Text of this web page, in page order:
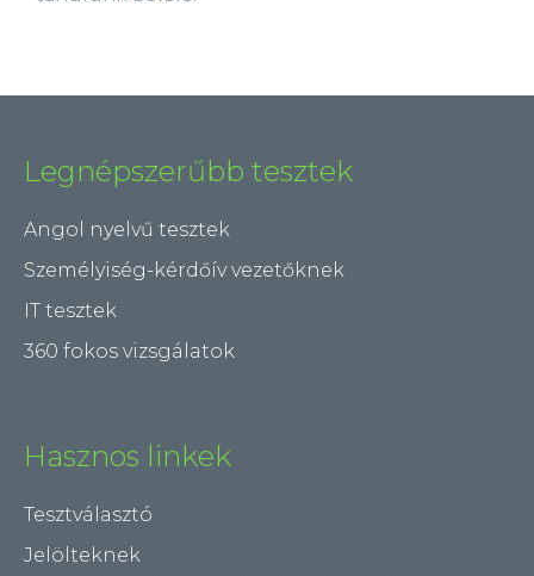
Legnépszerűbb tesztek
Angol nyelvű tesztek
Személyiség-kérdőív vezetőknek
IT tesztek
360 fokos vizsgálatok
Hasznos linkek
Tesztválasztó
Jelölteknek